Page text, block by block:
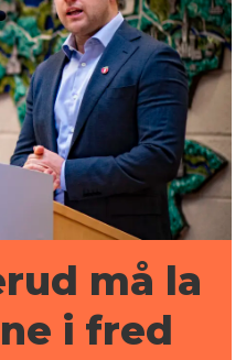
må la
i fred